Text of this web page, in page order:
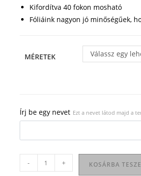
Kifordítva 40 fokon mosható
Fóliáink nagyon jó minőségűek,
MÉRETEK Válassz egy
Írj be egy nevet Ezt a nevet látod majd a
Karácsonyi
póló
- + KOSÁRBA